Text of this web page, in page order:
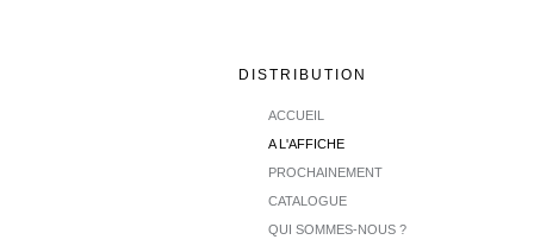
DISTRIBUTION
ACCUEIL
A L'AFFICHE
PROCHAINEMENT
CATALOGUE
QUI SOMMES-NOUS ?